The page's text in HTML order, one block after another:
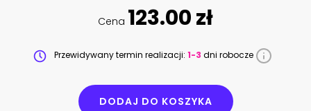
Cena 123.00 zł
Przewidywany termin realizacji: 1-3 dni robocze
DODAJ DO KOSZYKA